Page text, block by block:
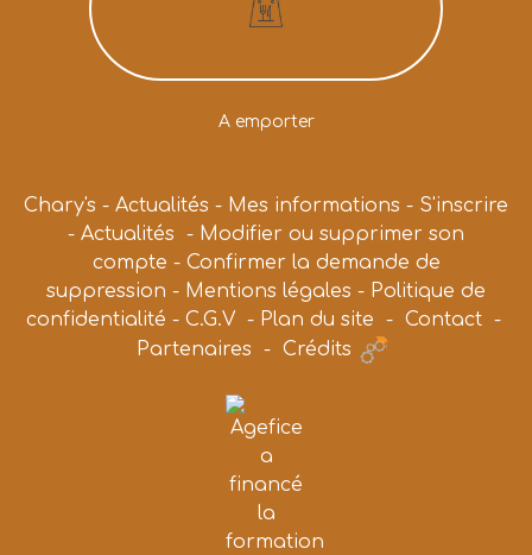
A emporter
Chary's - Actualités - Mes informations - S'inscrire
- Actualités - Modifier ou supprimer son
compte - Confirmer la demande de
suppression - Mentions légales - Politique de
confidentialité - C.G.V- Plan du site - Contact-
Partenaires - Crédits